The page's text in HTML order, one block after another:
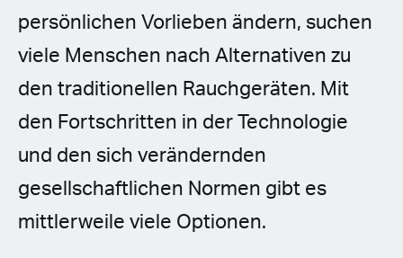
persönlichen Vorlieben ändern, suchen
viele Menschen nach Alternativen zu
den traditionellen Rauchgeräten. Mit
den Fortschritten in der Technologie
und den sich verändernden
gesellschaftlichen Normen gibt es
mittlerweile viele Optionen.